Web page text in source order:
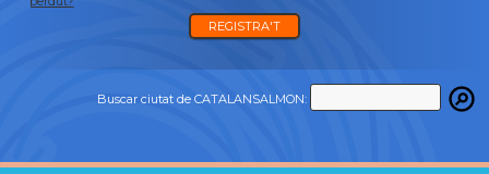
REGISTRA'T
Buscar ciutat de CATALANSALMON: